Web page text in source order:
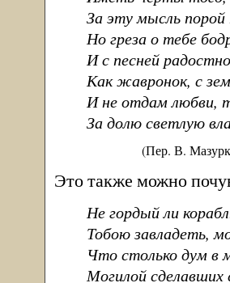
За эту мысль порой
Но греза о тебе
И с песней
Как жавронок, с
И не отдам любви,
За долю светлую
(Пер. В.
Это также можно
Не гордый ли
Тобою завладеть,
Что столько дум в
Могилой